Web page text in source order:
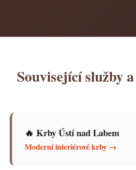
Související služby
🔥 Krby Ústí nad Labem
Moderní interiérové krby →